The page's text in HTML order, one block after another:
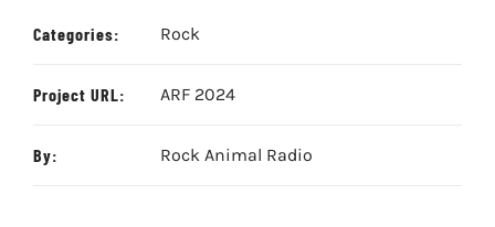
Categories: Rock
Project URL: ARF 2024
By: Rock Animal Radio